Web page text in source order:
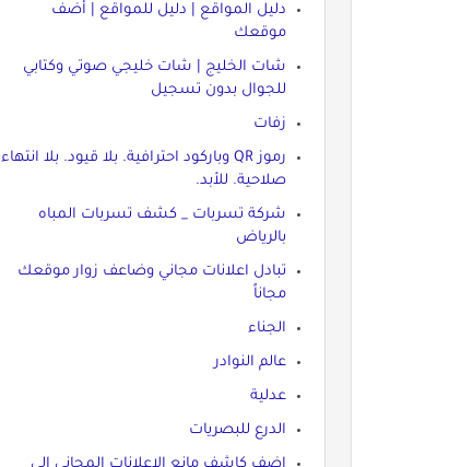
دليل المواقع | دليل للمواقع | أضف
موقعك
شات الخليج | شات خليجي صوتي وكتابي
للجوال بدون تسجيل
زفات
رموز QR وباركود احترافية. بلا قيود. بلا انتهاء
صلاحية. للأبد.
شركة تسربات _ كشف تسربات المباه
بالرياض
تبادل اعلانات مجاني وضاعف زوار موقعك
مجاناً
الجناء
عالم النوادر
عدلية
الدرع للبصريات